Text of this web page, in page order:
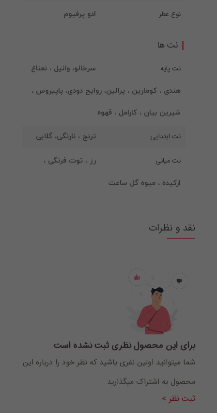
نوع عطر ادو پرفیوم
نت ها
نت پایه سرخالو، وانیل ، نعناع
هندی ، کومارین ، پرالین، روایح دودی، پاپیروس ،
شیرین بیان ، کارامل ، قهوه
نت ابتدایی ترنج ، نارنگی، گلابی
نت میانی رز ، توت فرنگی ،
ارکیده ، میوه گل ساعت
نقد و نظرات
برای این محصول نظری ثبت نشده است
شما میتوانید اولین نفری باشید که نظر خود را درباره این
محصول به اشتراک میگذارید
ثبت نظر >